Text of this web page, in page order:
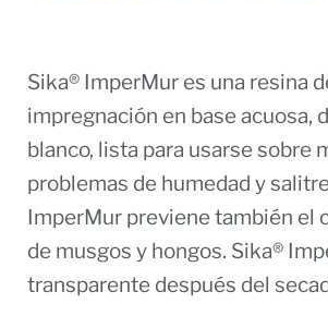
Sika® ImperMur es una resina
impregnación en base acuosa,
blanco, lista para usarse sobre
problemas de humedad y
ImperMur previene también el
de musgos y hongos. Sika®
transparente después del